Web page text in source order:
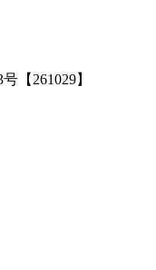
【261029】